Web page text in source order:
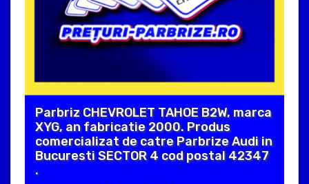
Parbriz CHEVROLET TAHOE B2W, marca
XYG, an fabricatie 2000. Produs
comercializat de catre Parbrize Audi in
Bucuresti SECTOR 4 cod postal 42347
.